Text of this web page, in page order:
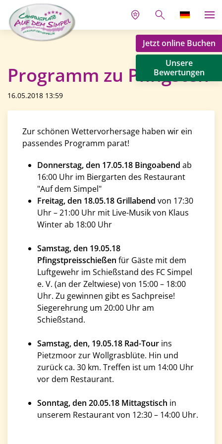
Jetzt online Buchen
Unsere
Bewertungen
Programm zu Pfingsten
16.05.2018 13:59
Zur schönen Wettervorhersage haben wir ein
passendes Programm parat!
Donnerstag, den 17.05.18 Bingoabend ab
16:00 Uhr im Biergarten des Restaurant
"Auf dem Simpel"
Freitag, den 18.05.18 Grillabend von 17:30
Uhr – 21:00 Uhr mit Live-Musik von Klaus
Winter ab 18:00 Uhr
Samstag, den 19.05.18
Pfingstpreisschießen für Gäste mit dem
Luftgewehr im Schießstand des FC Simpel
e. V. (an der Zeltwiese) von 15:00 – 18:00
Uhr. Zu gewinnen gibt es Sachpreise!
Siegerehrung um 20:00 Uhr am
Schießstand.
Samstag, den, 19.05.18 Rad-Tour ins
Pietzmoor zur Wollgrasblüte. Hin und
zurück ca. 30 km. Treffen ist um 14:00 Uhr
vor dem Restaurant.
Sonntag, den 20.05.18 Mittagstisch in
unserem Restaurant von 12:30 – 14:00 Uhr.